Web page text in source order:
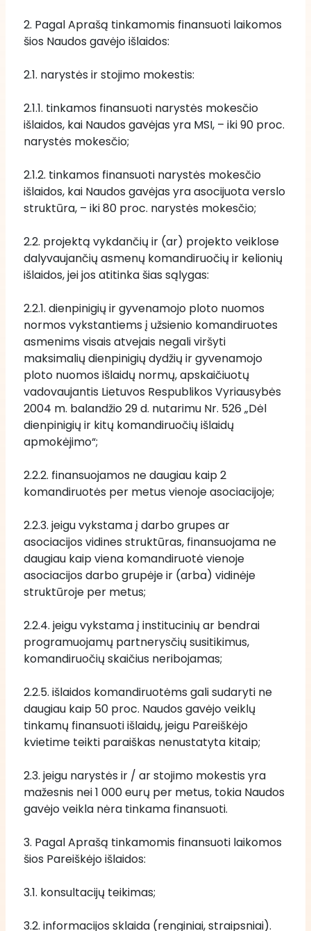
2. Pagal Aprašą tinkamomis finansuoti laikomos
šios Naudos gavėjo išlaidos:
2.1. narystės ir stojimo mokestis:
2.1.1. tinkamos finansuoti narystės mokesčio
išlaidos, kai Naudos gavėjas yra MSI, – iki 90 proc.
narystės mokesčio;
2.1.2. tinkamos finansuoti narystės mokesčio
išlaidos, kai Naudos gavėjas yra asocijuota verslo
struktūra, – iki 80 proc. narystės mokesčio;
2.2. projektą vykdančių ir (ar) projekto veiklose
dalyvaujančių asmenų komandiruočių ir kelionių
išlaidos, jei jos atitinka šias sąlygas:
2.2.1. dienpinigių ir gyvenamojo ploto nuomos
normos vykstantiems į užsienio komandiruotes
asmenims visais atvejais negali viršyti
maksimalių dienpinigių dydžių ir gyvenamojo
ploto nuomos išlaidų normų, apskaičiuotų
vadovaujantis Lietuvos Respublikos Vyriausybės
2004 m. balandžio 29 d. nutarimu Nr. 526 „Dėl
dienpinigių ir kitų komandiruočių išlaidų
apmokėjimo“;
2.2.2. finansuojamos ne daugiau kaip 2
komandiruotės per metus vienoje asociacijoje;
2.2.3. jeigu vykstama į darbo grupes ar
asociacijos vidines struktūras, finansuojama ne
daugiau kaip viena komandiruotė vienoje
asociacijos darbo grupėje ir (arba) vidinėje
struktūroje per metus;
2.2.4. jeigu vykstama į institucinių ar bendrai
programuojamų partnerysčių susitikimus,
komandiruočių skaičius neribojamas;
2.2.5. išlaidos komandiruotėms gali sudaryti ne
daugiau kaip 50 proc. Naudos gavėjo veiklų
tinkamų finansuoti išlaidų, jeigu Pareiškėjo
kvietime teikti paraiškas nenustatyta kitaip;
2.3. jeigu narystės ir / ar stojimo mokestis yra
mažesnis nei 1 000 eurų per metus, tokia Naudos
gavėjo veikla nėra tinkama finansuoti.
3. Pagal Aprašą tinkamomis finansuoti laikomos
šios Pareiškėjo išlaidos:
3.1. konsultacijų teikimas;
3.2. informacijos sklaida (renginiai, straipsniai).